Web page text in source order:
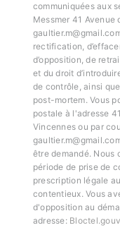
communiquées aux
Messmer 41
rectification,
d’opposition, de
et du droit
de contrôle, ainsi
post-mortem. Vous
postale à l'adresse
Vincennes ou par
être demandé. Nous
période de prise de
prescription légale
contentieux. Vous
d'opposition au
adresse: